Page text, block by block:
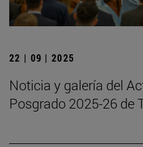
22 | 09 | 2025
Noticia y galería del
Posgrado 2025-26 de